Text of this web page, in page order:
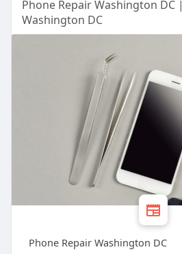
Phone Repair Washington DC |
Washington DC
Phone Repair Washington DC